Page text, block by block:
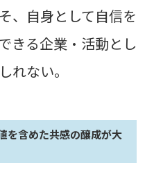
、自身として自信を
きる企業・活動とし
れない。
を含めた共感の醸成が大